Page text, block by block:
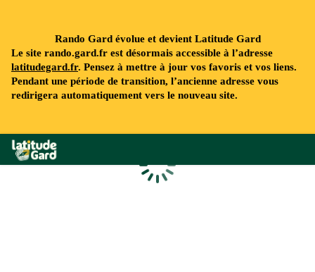
Rando Gard évolue et devient Latitude Gard
Le site rando.gard.fr est désormais accessible à l’adresse
latitudegard.fr. Pensez à mettre à jour vos favoris et vos liens.
Pendant une période de transition, l’ancienne adresse vous
redirigera automatiquement vers le nouveau site.
Rando Gard
Chargement